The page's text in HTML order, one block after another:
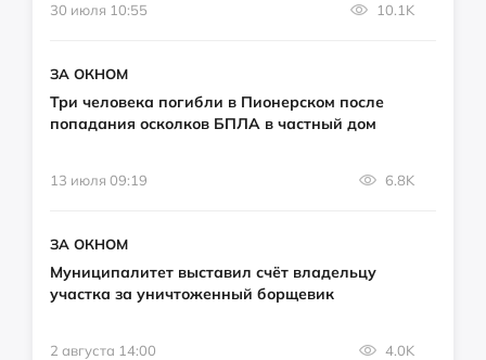
30 июля 10:55 10.1K
ЗА ОКНОМ
Три человека погибли в Пионерском после
попадания осколков БПЛА в частный дом
13 июля 09:19 6.8K
ЗА ОКНОМ
Муниципалитет выставил счёт владельцу
участка за уничтоженный борщевик
2 августа 14:00 4.0K